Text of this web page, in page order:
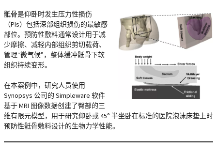
骶骨是仰卧时发生压力性损伤
（PIs）包括深部组织损伤的最敏感
部位。预防性敷料通常设计用于减
少摩擦、减轻内部组织剪切载荷、
管理“微气候”，整体缓冲骶骨下软
组织持续变形。
在本案例中，研究人员使用
Synopsys 公司的 Simpleware 软件
基于 MRI 图像数据创建了臀部的三
维有限元模型，用于研究仰卧或 45° 半坐卧在标准的医院泡沫床垫上时
预防性骶骨敷料设计的生物力学性能。